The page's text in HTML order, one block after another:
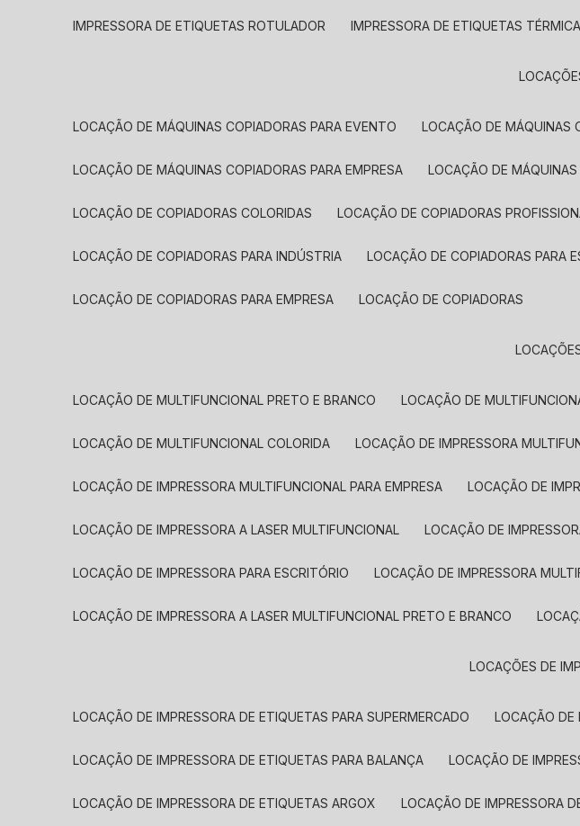
IMPRESSORA DE ETIQUETAS ROTULADOR IMPRESSORA DE ETIQUETAS TÉRMICA
LOCAÇÃO DE MÁQUINAS COPIADORAS PARA EVENTO LOCAÇÃO DE MÁQUINAS
LOCAÇÃO DE MÁQUINAS COPIADORAS PARA EMPRESA LOCAÇÃO DE
LOCAÇÃO DE COPIADORAS COLORIDAS LOCAÇÃO DE COPIADORAS
LOCAÇÃO DE COPIADORAS PARA INDÚSTRIA LOCAÇÃO DE COPIADORAS PARA
LOCAÇÃO DE COPIADORAS PARA EMPRESA LOCAÇÃO DE COPIADORAS
LOCAÇÃO DE MULTIFUNCIONAL PRETO E BRANCO LOCAÇÃO DE
LOCAÇÃO DE MULTIFUNCIONAL COLORIDA LOCAÇÃO DE IMPRESSORA
LOCAÇÃO DE IMPRESSORA MULTIFUNCIONAL PARA EMPRESA LOCAÇÃO DE
LOCAÇÃO DE IMPRESSORA A LASER MULTIFUNCIONAL LOCAÇÃO DE
LOCAÇÃO DE IMPRESSORA PARA ESCRITÓRIO LOCAÇÃO DE IMPRESSORA
LOCAÇÃO DE IMPRESSORA A LASER MULTIFUNCIONAL PRETO E BRANCO
LOCAÇÕES DE
LOCAÇÃO DE IMPRESSORA DE ETIQUETAS PARA SUPERMERCADO LOCAÇÃO
LOCAÇÃO DE IMPRESSORA DE ETIQUETAS PARA BALANÇA LOCAÇÃO DE
LOCAÇÃO DE IMPRESSORA DE ETIQUETAS ARGOX LOCAÇÃO DE IMPRESSORA